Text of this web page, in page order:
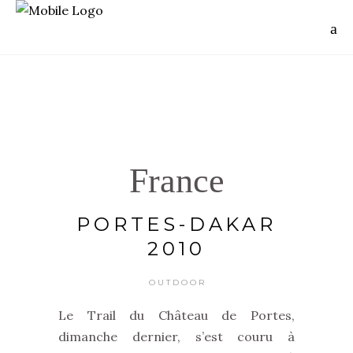
France
PORTES-DAKAR
2010
OUTDOOR
Le Trail du Château de Portes,
dimanche dernier, s’est couru à